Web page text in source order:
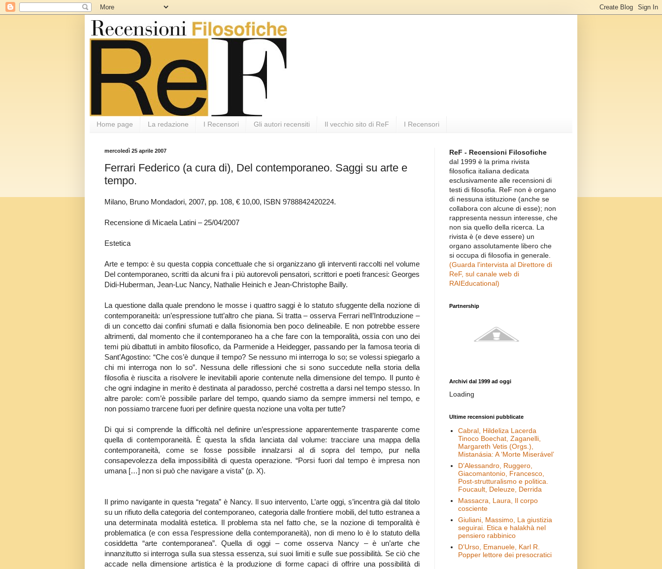
Home page La redazione I Recensori Gli autori recensiti Il vecchio sito di ReF I Recensori
mercoledì 25 aprile 2007
Ferrari Federico (a cura di), Del contemporaneo. Saggi su arte e
tempo.
Milano, Bruno Mondadori, 2007, pp. 108, € 10,00, ISBN 9788842420224.
Recensione di Micaela Latini – 25/04/2007
Estetica
Arte e tempo: è su questa coppia concettuale che si organizzano gli interventi raccolti nel volume
Del contemporaneo, scritti da alcuni fra i più autorevoli pensatori, scrittori e poeti francesi: Georges
Didi-Huberman, Jean-Luc Nancy, Nathalie Heinich e Jean-Christophe Bailly.
La questione dalla quale prendono le mosse i quattro saggi è lo statuto sfuggente della nozione di
contemporaneità: un’espressione tutt’altro che piana. Si tratta – osserva Ferrari nell’Introduzione –
di un concetto dai confini sfumati e dalla fisionomia ben poco delineabile. E non potrebbe essere
altrimenti, dal momento che il contemporaneo ha a che fare con la temporalità, ossia con uno dei
temi più dibattuti in ambito filosofico, da Parmenide a Heidegger, passando per la famosa teoria di
Sant’Agostino: “Che cos’è dunque il tempo? Se nessuno mi interroga lo so; se volessi spiegarlo a
chi mi interroga non lo so”. Nessuna delle riflessioni che si sono succedute nella storia della
filosofia è riuscita a risolvere le inevitabili aporie contenute nella dimensione del tempo. Il punto è
che ogni indagine in merito è destinata al paradosso, perché costretta a darsi nel tempo stesso. In
altre parole: com’è possibile parlare del tempo, quando siamo da sempre immersi nel tempo, e
non possiamo trarcene fuori per definire questa nozione una volta per tutte?
Di qui si comprende la difficoltà nel definire un’espressione apparentemente trasparente come
quella di contemporaneità. È questa la sfida lanciata dal volume: tracciare una mappa della
contemporaneità, come se fosse possibile innalzarsi al di sopra del tempo, pur nella
consapevolezza della impossibilità di questa operazione. “Porsi fuori dal tempo è impresa non
umana […] non si può che navigare a vista” (p. X).
Il primo navigante in questa “regata” è Nancy. Il suo intervento, L’arte oggi, s’incentra già dal titolo
su un rifiuto della categoria del contemporaneo, categoria dalle frontiere mobili, del tutto estranea a
una determinata modalità estetica. Il problema sta nel fatto che, se la nozione di temporalità è
problematica (e con essa l’espressione della contemporaneità), non di meno lo è lo statuto della
cosiddetta “arte contemporanea”. Quella di oggi – come osserva Nancy – è un’arte che
innanzitutto si interroga sulla sua stessa essenza, sui suoi limiti e sulle sue possibilità. Se ciò che
accade nella dimensione artistica è la produzione di forme capaci di offrire una possibilità di
ReF - Recensioni Filosofiche
dal 1999 è la prima rivista
filosofica italiana dedicata
esclusivamente alle recensioni di
testi di filosofia. ReF non è organo
di nessuna istituzione (anche se
collabora con alcune di esse); non
rappresenta nessun interesse, che
non sia quello della ricerca. La
rivista è (e deve essere) un
organo assolutamente libero che
si occupa di filosofia in generale.
(Guarda l'intervista al Direttore di
ReF, sul canale web di
RAIEducational)
Partnership
Archivi dal 1999 ad oggi
Loading
Ultime recensioni pubblicate
Cabral, Hildeliza Lacerda
Tinoco Boechat, Zaganelli,
Margareth Vetis (Orgs.),
Mistanásia: A ‘Morte Miserável’
D’Alessandro, Ruggero,
Giacomantonio, Francesco,
Post-strutturalismo e politica.
Foucault, Deleuze, Derrida
Massacra, Laura, Il corpo
cosciente
Giuliani, Massimo, La giustizia
seguirai. Etica e halakhà nel
pensiero rabbinico
D’Urso, Emanuele, Karl R.
Popper lettore dei presocratici